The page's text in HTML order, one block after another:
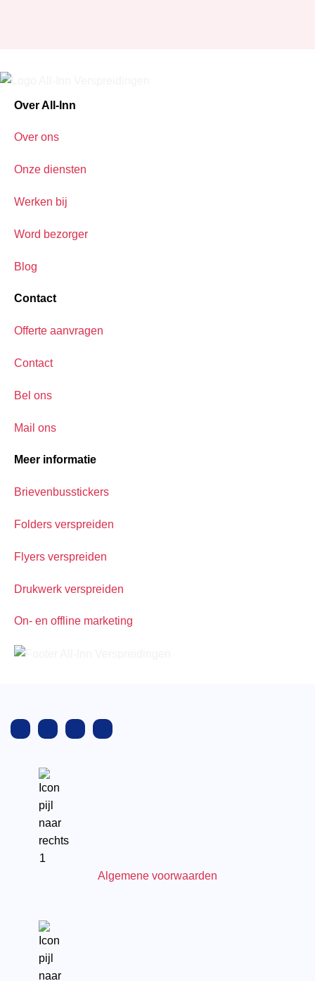
Over All-Inn
Over ons
Onze diensten
Werken bij
Word bezorger
Blog
Contact
Offerte aanvragen
Contact
Bel ons
Mail ons
Meer informatie
Brievenbusstickers
Folders verspreiden
Flyers verspreiden
Drukwerk verspreiden
On- en offline marketing
Algemene voorwaarden